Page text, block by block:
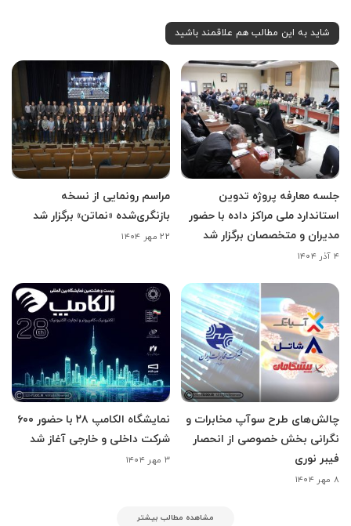
شاید به این مطالب هم علاقمند باشید
جلسه معارفه پروژه تدوین
استاندارد ملی مراکز داده با حضور
مدیران و متخصصان برگزار شد
۴ آذر ۱۴۰۴
مراسم رونمایی از نسخه
بازنگری‌شده «نماتن» برگزار شد
۲۲ مهر ۱۴۰۴
چالش‌های طرح سوآپ مخابرات و
نگرانی بخش خصوصی از انحصار
فیبر نوری
۸ مهر ۱۴۰۴
نمایشگاه الکامپ ۲۸ با حضور ۶۰۰
شرکت داخلی و خارجی آغاز شد
۳ مهر ۱۴۰۴
مشاهده مطالب بیشتر